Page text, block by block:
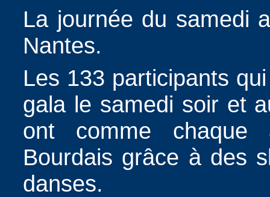
La journée du samedi
Nantes.
Les 133 participants
gala le samedi soir et
ont comme chaque
Bourdais grâce à des
danses.